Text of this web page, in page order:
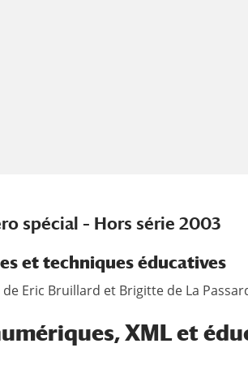
spécial – Hors série 2003
et techniques éducatives
Eric Bruillard et Brigitte de La
XML et